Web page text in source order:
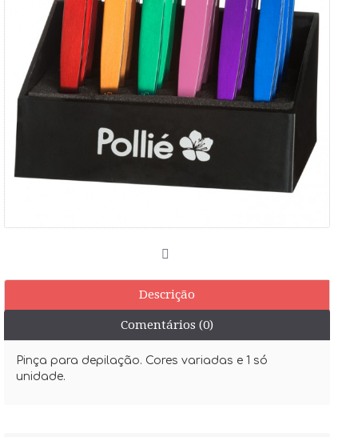
Descrição
Comentários (0)
Pinça para depilação. Cores variadas e 1 só
unidade.